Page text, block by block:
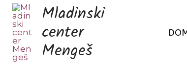
Skip
content
Mladinski
center
Mengeš